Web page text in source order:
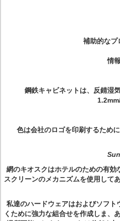
補助的なプ
情
鋼鉄キャビネットは、反錆湿
色は会社のロゴを印刷するため
網のキオスクはホテルのための有
スクリーンのメカニズムを使用して
私達のハードウェアはおよびソフ
くために強力な組合せを作成しま、